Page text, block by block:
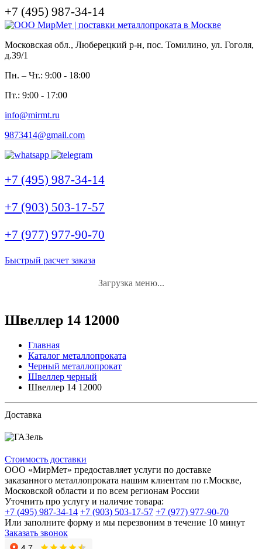
+7 (495) 987-34-14
Московская обл., Люберецкий р-н, пос. Томилино, ул. Гоголя,
д.39/1
Пн. – Чт.: 9:00 - 18:00
Пт.: 9:00 - 17:00
info@mirmt.ru
9873414@gmail.com
+7 (495) 987-34-14
+7 (903) 503-17-57
+7 (977) 977-90-70
Быстрый расчет заказа
Загрузка меню...
Швеллер 14 12000
Главная
Каталог металлопроката
Черный металлопрокат
Швеллер черный
Швеллер 14 12000
Доставка
Стоимость доставки
ООО «МирМет» предоставляет услуги по доставке
заказанного металлопроката нашим клиентам по г.Москве,
Московской области и по всем регионам России
Уточнить про услугу и наличие товара:
+7 (495) 987-34-14 +7 (903) 503-17-57 +7 (977) 977-90-70
Или заполните форму и мы перезвоним в течение 10 минут
Заказать звонок